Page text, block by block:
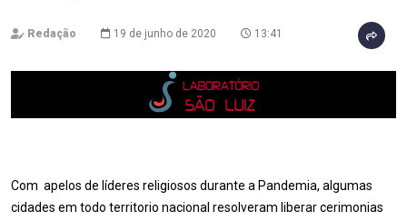
Redação 19 de junho de 2020 13:41
Com apelos de líderes religiosos durante a Pandemia, algumas
cidades em todo territorio nacional resolveram liberar cerimonias